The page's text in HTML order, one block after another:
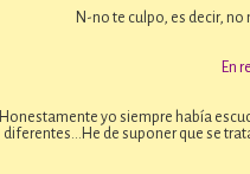
N-no te culpo, es decir,
En
Honestamente yo siempre había
diferentes…He de suponer que se